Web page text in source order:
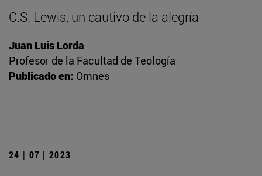
C.S. Lewis, un cautivo de la alegría
Juan Luis Lorda
Profesor de la Facultad de Teología
Publicado en: Omnes
24 | 07 | 2023